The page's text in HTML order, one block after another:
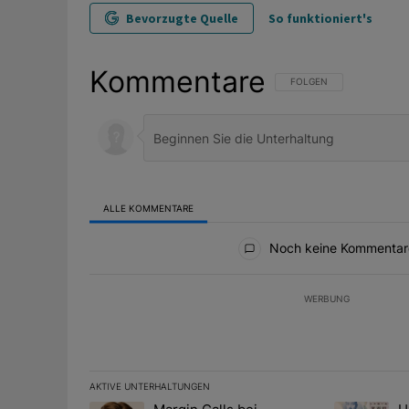
Bevorzugte Quelle So funktioniert's
Kommentare FOLGE DIESER
FOLGEN
ALLE KOMMENTARE
Noch keine
WERBUNG
AKTIVE UNTERHALTUNGEN
Das Folgende ist eine Liste der am meisten